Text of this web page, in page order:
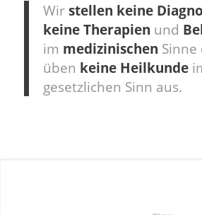
Wir stellen keine
keine Therapien und
im medizinischen
üben keine Heilkunde
gesetzlichen Sinn aus.